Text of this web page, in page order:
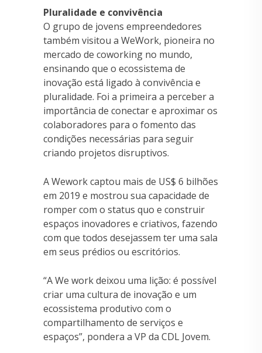
Pluralidade e convivência
O grupo de jovens empreendedores
também visitou a WeWork, pioneira no
mercado de coworking no mundo,
ensinando que o ecossistema de
inovação está ligado à convivência e
pluralidade. Foi a primeira a perceber a
importância de conectar e aproximar os
colaboradores para o fomento das
condições necessárias para seguir
criando projetos disruptivos.
A Wework captou mais de US$ 6 bilhões
em 2019 e mostrou sua capacidade de
romper com o status quo e construir
espaços inovadores e criativos, fazendo
com que todos desejassem ter uma sala
em seus prédios ou escritórios.
“A We work deixou uma lição: é possível
criar uma cultura de inovação e um
ecossistema produtivo com o
compartilhamento de serviços e
espaços”, pondera a VP da CDL Jovem.